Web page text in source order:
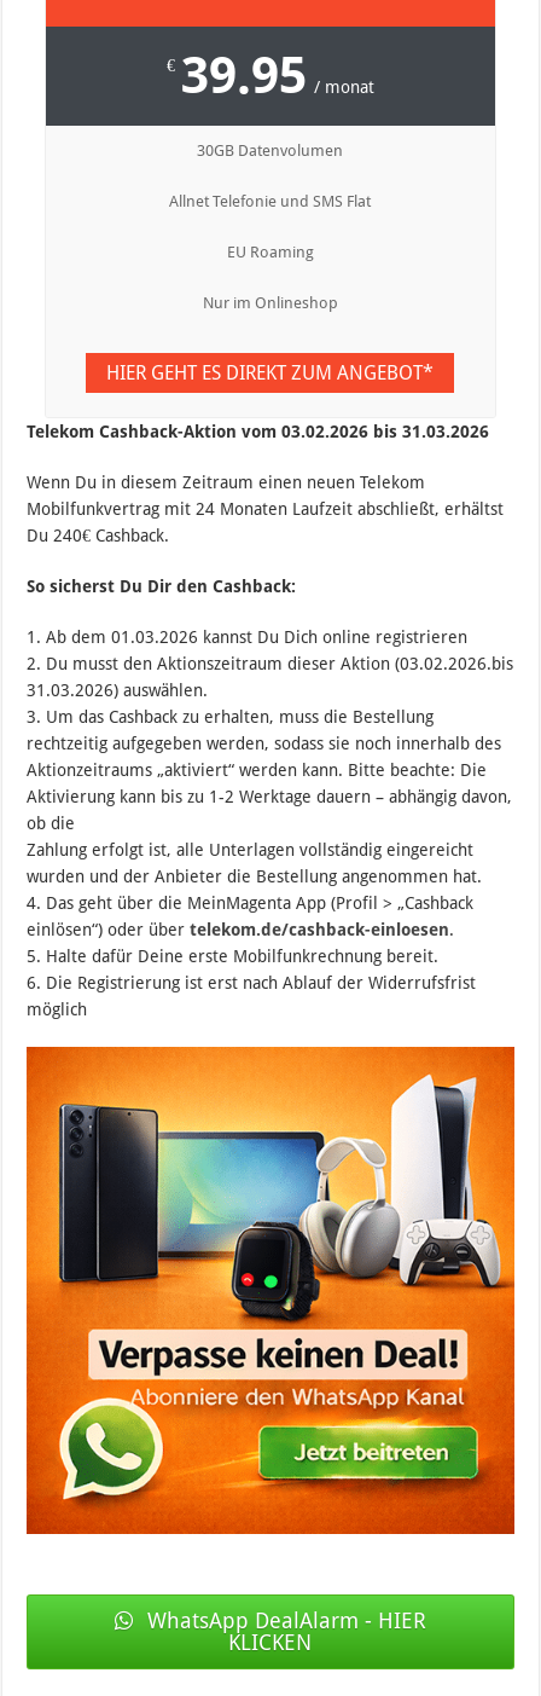
€ 39.95 / monat
30GB Datenvolumen
Allnet Telefonie und SMS Flat
EU Roaming
Nur im Onlineshop
HIER GEHT ES DIREKT ZUM ANGEBOT*
Telekom Cashback-Aktion vom 03.02.2026 bis 31.03.2026
Wenn Du in diesem Zeitraum einen neuen Telekom
Mobilfunkvertrag mit 24 Monaten Laufzeit abschließt, erhältst
Du 240€ Cashback.
So sicherst Du Dir den Cashback:
1. Ab dem 01.03.2026 kannst Du Dich online registrieren
2. Du musst den Aktionszeitraum dieser Aktion (03.02.2026.bis
31.03.2026) auswählen.
3. Um das Cashback zu erhalten, muss die Bestellung
rechtzeitig aufgegeben werden, sodass sie noch innerhalb des
Aktionzeitraums „aktiviert“ werden kann. Bitte beachte: Die
Aktivierung kann bis zu 1-2 Werktage dauern – abhängig davon,
ob die
Zahlung erfolgt ist, alle Unterlagen vollständig eingereicht
wurden und der Anbieter die Bestellung angenommen hat.
4. Das geht über die MeinMagenta App (Profil > „Cashback
einlösen“) oder übertelekom.de/cashback-einloesen.
5. Halte dafür Deine erste Mobilfunkrechnung bereit.
6. Die Registrierung ist erst nach Ablauf der Widerrufsfrist
möglich
WhatsApp DealAlarm - HIER
KLICKEN